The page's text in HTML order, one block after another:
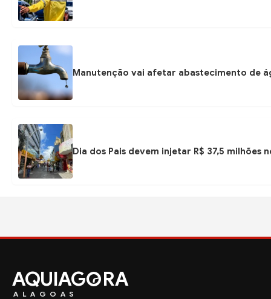
Manutenção vai afetar abastecimento de
Dia dos Pais devem injetar R$ 37,5 milhões
AQUIAG RA
ALAGOAS